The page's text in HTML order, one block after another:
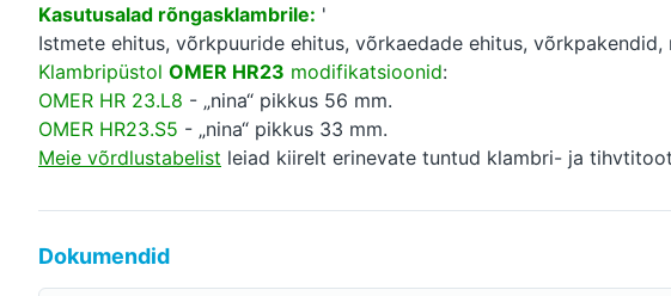
Kasutusalad rõngasklambrile: '
Istmete ehitus, võrkpuuride ehitus, võrkaedade ehitus, võrkpakendid,
Klambripüstol OMER HR23 modifikatsioonid:
OMER HR 23.L8 - „nina“ pikkus 56 mm.
OMER HR23.S5 - „nina“ pikkus 33 mm.
Meie võrdlustabelist leiad kiirelt erinevate tuntud klambri- ja
Dokumendid